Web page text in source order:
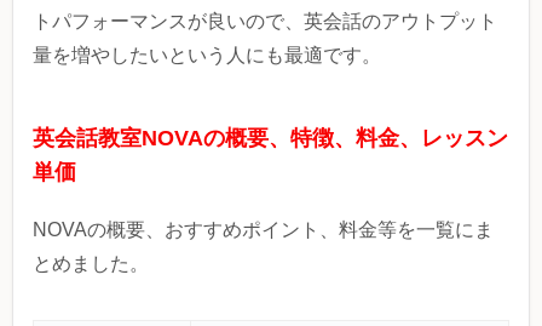
トパフォーマンスが良いので、英会話のアウトプット
量を増やしたいという人にも最適です。
英会話教室NOVAの概要、特徴、料金、レッスン
単価
NOVAの概要、おすすめポイント、料金等を一覧にま
とめました。